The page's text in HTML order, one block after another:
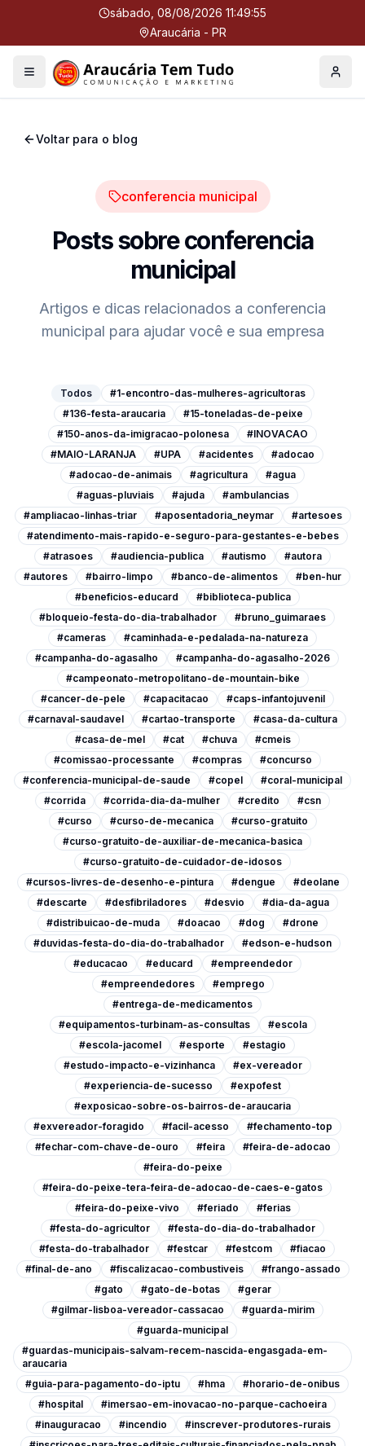
sábado, 08/08/2026 11:49:56
Araucária - PR
Menu Perfil
Voltar para o blog
conferencia municipal
Posts sobreconferencia
municipal
Artigos e dicas relacionados a conferencia
municipal para ajudar você e sua empresa
Todos
#1-encontro-das-mulheres-agricultoras
#136-festa-araucaria
#15-toneladas-de-peixe
#150-anos-da-imigracao-polonesa
#INOVACAO
#MAIO-LARANJA
#UPA #acidentes
#adocao
#adocao-de-animais
#agricultura
#agua
#aguas-pluviais
#ajuda
#ambulancias
#ampliacao-linhas-triar
#aposentadoria_neymar
#artesoes
#atendimento-mais-rapido-e-seguro-para-gestantes-e-bebes
#atrasoes
#audiencia-publica #autismo
#autora
#autores
#bairro-limpo #banco-de-alimentos
#ben-hur
#beneficios-educard
#biblioteca-publica
#bloqueio-festa-do-dia-trabalhador
#bruno_guimaraes
#cameras
#caminhada-e-pedalada-na-natureza
#campanha-do-agasalho
#campanha-do-agasalho-2026
#campeonato-metropolitano-de-mountain-bike
#cancer-de-pele
#capacitacao
#caps-infantojuvenil
#carnaval-saudavel
#cartao-transporte
#casa-da-cultura
#casa-de-mel
#cat #chuva
#cmeis
#comissao-processante
#compras
#concurso
#conferencia-municipal-de-saude
#copel
#coral-municipal
#corrida
#corrida-dia-da-mulher #credito
#csn
#curso
#curso-de-mecanica
#curso-gratuito
#curso-gratuito-de-auxiliar-de-mecanica-basica
#curso-gratuito-de-cuidador-de-idosos
#cursos-livres-de-desenho-e-pintura
#dengue
#deolane
#descarte
#desfibriladores #desvio
#dia-da-agua
#distribuicao-de-muda
#doacao #dog
#drone
#duvidas-festa-do-dia-do-trabalhador
#edson-e-hudson
#educacao
#educard
#empreendedor
#empreendedores
#emprego
#entrega-de-medicamentos
#equipamentos-turbinam-as-consultas
#escola
#escola-jacomel
#esporte
#estagio
#estudo-impacto-e-vizinhanca
#ex-vereador
#experiencia-de-sucesso
#expofest
#exposicao-sobre-os-bairros-de-araucaria
#exvereador-foragido
#facil-acesso
#fechamento-top
#fechar-com-chave-de-ouro
#feira
#feira-de-adocao
#feira-do-peixe
#feira-do-peixe-tera-feira-de-adocao-de-caes-e-gatos
#feira-do-peixe-vivo
#feriado
#ferias
#festa-do-agricultor
#festa-do-dia-do-trabalhador
#festa-do-trabalhador
#festcar #festcom
#fiacao
#final-de-ano
#fiscalizacao-combustiveis
#frango-assado
#gato
#gato-de-botas
#gerar
#gilmar-lisboa-vereador-cassacao
#guarda-mirim
#guarda-municipal
#guardas-municipais-salvam-recem-nascida-engasgada-em-
araucaria
#guia-para-pagamento-do-iptu
#hma
#horario-de-onibus
#hospital
#imersao-em-inovacao-no-parque-cachoeira
#inauguracao
#incendio
#inscrever-produtores-rurais